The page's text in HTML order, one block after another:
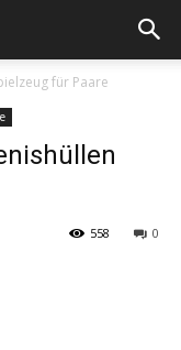
für Paare
0
558